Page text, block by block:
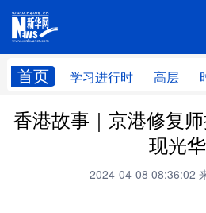
首页 学习进行时 高层
网站地图
学习进行时 高层
香港故事｜京港修复
现光华
2024-04-08 08:36:02